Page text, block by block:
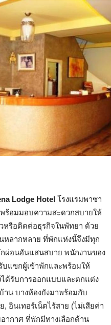
Lodge Hotel โรงแรมพาซา
ร้อมมอบความสะดวกสบายให้
หรือติดต่อธุรกิจในพัทยา ด้วย
หลากหลาย ที่พักแห่งนี้จึงมีทุก
ผ่อนอันแสนสบาย พนักงานของ
แขกผู้เข้าพักและพร้อมให้
ด้รับการออกแบบและตกแต่ง
าน บางห้องยังมาพร้อมกับ
อินเทอร์เน็ตไร้สาย (ไม่เสียค่า
ากาศ ที่พักมีทางเลือกด้าน